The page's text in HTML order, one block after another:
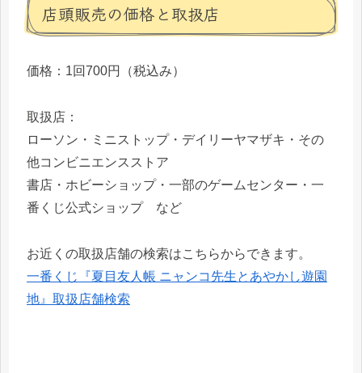
店頭販売の価格と取扱店
価格：1回700円（税込み）
取扱店：
ローソン・ミニストップ・デイリーヤマザキ・その
他コンビニエンスストア
書店・ホビーショップ・一部のゲームセンター・一
番くじ公式ショップ など
お近くの取扱店舗の検索はこちらからできます。
一番くじ『夏目友人帳 ニャンコ先生とあやかし遊園
地』取扱店舗検索